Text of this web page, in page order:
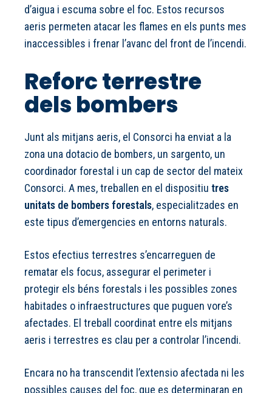
d’aigua i escuma sobre el foc. Estos recursos
aeris permeten atacar les flames en els punts mes
inaccessibles i frenar l’avanc del front de l’incendi.
Reforc terrestre
dels bombers
Junt als mitjans aeris, el Consorci ha enviat a la
zona una dotacio de bombers, un sargento, un
coordinador forestal i un cap de sector del mateix
Consorci. A mes, treballen en el dispositiu tres
unitats de bombers forestals, especialitzades en
este tipus d’emergencies en entorns naturals.
Estos efectius terrestres s’encarreguen de
rematar els focus, assegurar el perimeter i
protegir els béns forestals i les possibles zones
habitades o infraestructures que puguen vore’s
afectades. El treball coordinat entre els mitjans
aeris i terrestres es clau per a controlar l’incendi.
Encara no ha transcendit l’extensio afectada ni les
possibles causes del foc, que es determinaran en